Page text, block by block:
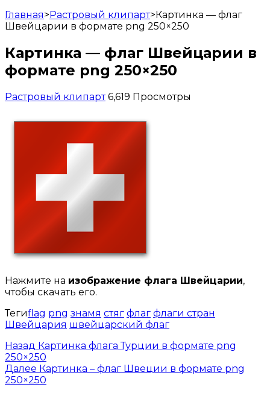
Главная>Растровый клипарт>Картинка — флаг
Швейцарии в формате png 250×250
Картинка — флаг Швейцарии в
формате png 250×250
Растровый клипарт 6,619 Просмотры
Нажмите на изображение флага Швейцарии,
чтобы скачать его.
Тегиflag png знамя стяг флаг флаги стран
Швейцария швейцарский флаг
Назад Картинка флага Турции в формате png
250×250
Далее Картинка – флаг Швеции в формате png
250×250